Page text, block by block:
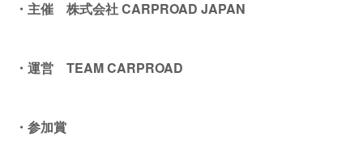
・主催 株式会社 CARPROAD JAPAN
・運営 TEAM CARPROAD
・参加賞